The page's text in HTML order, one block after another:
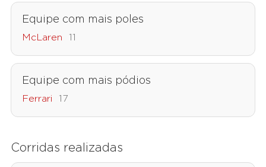
Equipe com mais poles
McLaren 11
Equipe com mais pódios
Ferrari 17
Corridas realizadas